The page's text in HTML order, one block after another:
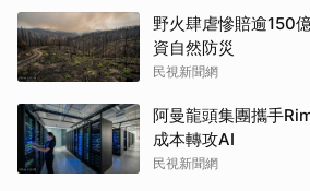
野火肆虐慘賠逾150
資自然防災
民視新聞網
阿曼龍頭集團攜手
成本轉攻AI
民視新聞網